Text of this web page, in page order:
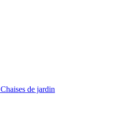
Chaises de jardin